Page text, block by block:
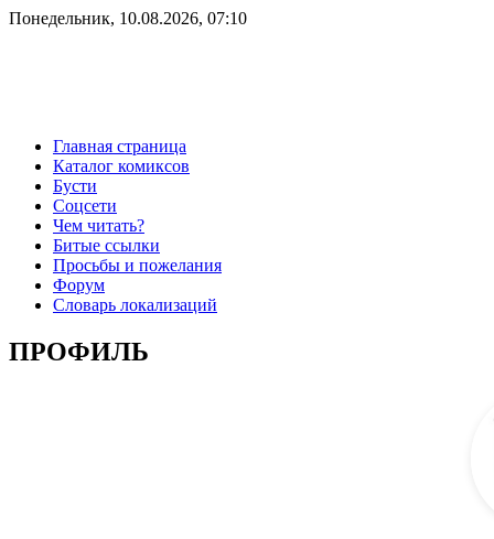
Понедельник, 10.08.2026, 07:10
Главная страница
Каталог комиксов
Бусти
Соцсети
Чем читать?
Битые ссылки
Просьбы и пожелания
Форум
Словарь локализаций
ПРОФИЛЬ